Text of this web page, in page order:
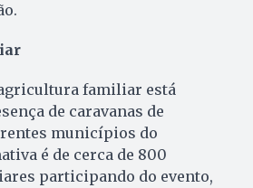
familiar está
de caravanas de
municípios do
é de cerca de 800
participando do evento,